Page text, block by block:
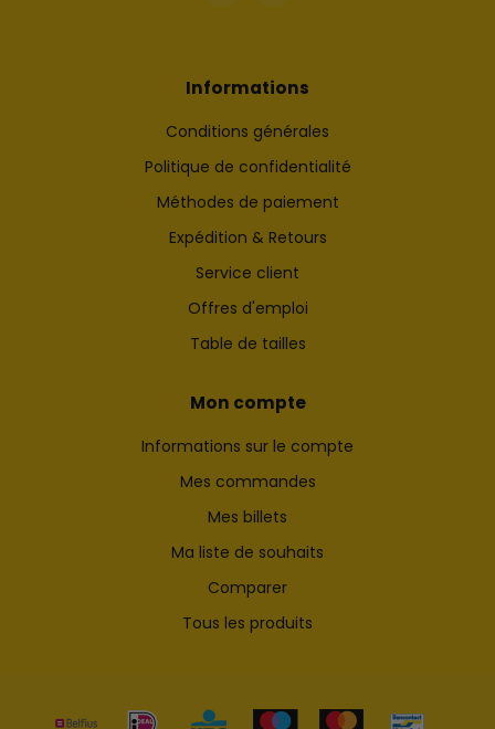
Informations
Conditions générales
Politique de confidentialité
Méthodes de paiement
Expédition & Retours
Service client
Offres d'emploi
Table de tailles
Mon compte
Informations sur le compte
Mes commandes
Mes billets
Ma liste de souhaits
Comparer
Tous les produits